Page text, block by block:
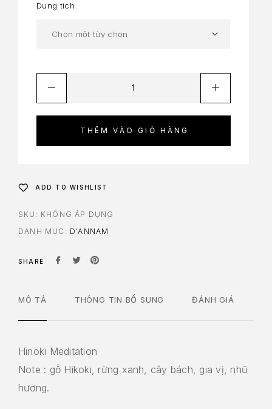
Dung tích
THÊM VÀO GIỎ HÀNG
ADD TO WISHLIST
SKU: KHÔNG ÁP DỤNG
DANH MỤC: D'ANNAM
SHARE
MÔ TẢ THÔNG TIN BỔ SUNG ĐÁNH GIÁ
Hinoki Meditation
Note : gỗ Hikoki, rừng xanh, cây bách, gia vị, nhũ
hương.